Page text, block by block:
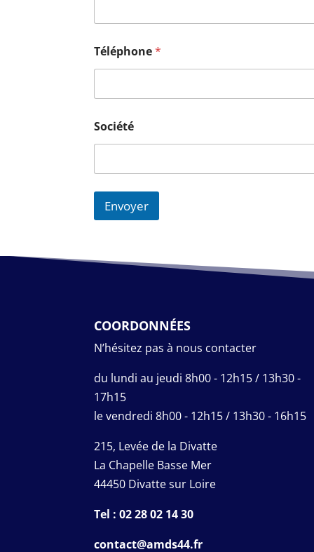
Téléphone*
Société
Envoyer
COORDONNÉES
N’hésitez pas à nous contacter
du lundi au jeudi 8h00 - 12h15 / 13h30 -
17h15
le vendredi 8h00 - 12h15 / 13h30 - 16h15
215, Levée de la Divatte
La Chapelle Basse Mer
44450 Divatte sur Loire
Tel : 02 28 02 14 30
contact@amds44.fr